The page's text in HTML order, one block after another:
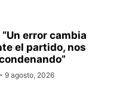
“Un error cambia
el partido, nos
- 9 agosto, 2026